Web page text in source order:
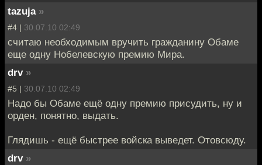
tazuja »
#4 | 30.07.10 02:49
считаю необходимым вручить гражданину Обаме
еще одну Нобелевскую премию Мира.
drv »
#5 | 30.07.10 02:49
Надо бы Обаме ещё одну премию присудить, ну и
орден, понятно, выдать.
Глядишь - ещё быстрее войска выведет. Отовсюду.
drv »